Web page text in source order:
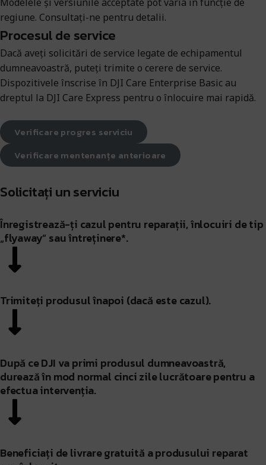
regiune. Consultați-ne pentru detalii.
Procesul de service
Dacă aveți solicitări de service legate de echipamentul
dumneavoastră, puteți trimite o cerere de service.
Dispozitivele înscrise în DJI Care Enterprise Basic au
dreptul la DJI Care Express pentru o înlocuire mai rapidă.
Verificare progres serviciu
Verificare mentenanțe anterioare
Solicitați un serviciu
Înregistrează-ți cazul pentru reparații, înlocuiri de tip
„flyaway” sau întreținere*.
Trimiteți produsul înapoi (dacă este cazul).
După ce DJI va primi produsul dumneavoastră,
durează în mod normal cinci zile lucrătoare pentru a
efectua intervenția.
Beneficiați de livrare gratuită a produsului reparat